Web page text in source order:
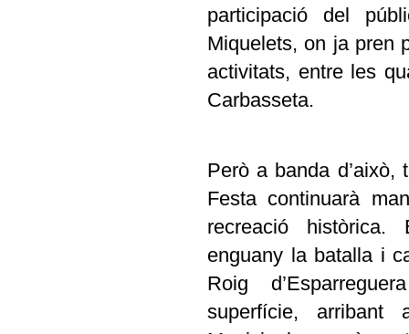
participació del
Miquelets, on ja pren
activitats, entre les
Carbasseta.
Però a banda d’això,
Festa continuarà
recreació
enguany la batalla i
Roig
superfície, arribant